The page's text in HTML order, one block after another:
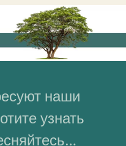
наши
узнать